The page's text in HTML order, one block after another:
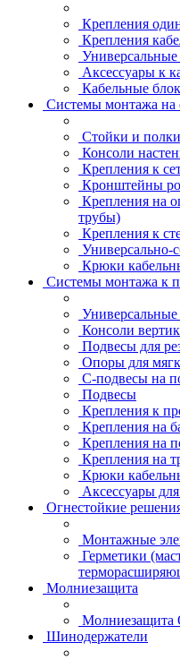
Крепления
Крепления
Аксессуары к
Кабельные
Системы монтажа на
Стойки и
Консоли
Крепления к
Кронштейны
Крепления на
трубы)
Крепления к
Универсально-
Крюки
Системы монтажа к
Консоли
Подвесы для
Опоры для
С-подвесы на
Подвесы
Крепления к
Крепления на
Крепления на
Крепления на
Крюки
Аксессуары
Огнестойкие
Монтажные
Герметики
Молниезащита
Молниезащита
Шинодержатели